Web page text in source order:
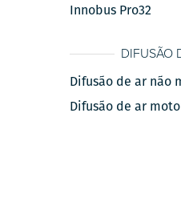
Innobus Pro32
DIFUSÃO
Difusão de ar não
Difusão de ar